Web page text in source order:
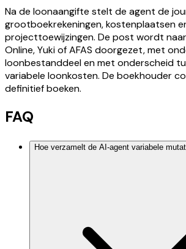
Na de loonaangifte stelt de agent de
grootboekrekeningen, kostenplaatsen
projecttoewijzingen. De post wordt
Online, Yuki of AFAS doorgezet, met
loonbestanddeel en met onderscheid
variabele loonkosten. De boekhouder
definitief boeken.
FAQ
Hoe verzamelt de AI-agent variabele